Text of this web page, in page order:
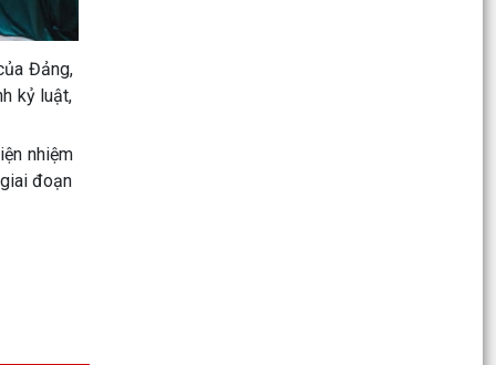
Đảng,
kỷ luật,
nhiệm
đoạn